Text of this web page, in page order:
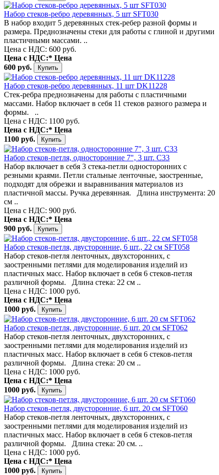
Набор стеков-ребро деревянных, 5 шт SFT030
В набор входит 5 деревянных стек-ребер разной формы и
размера. Преднозначены стеки для работы с глиной и другими
пластичными массами. ..
Цена с НДС: 600 руб.
Цена с НДС:* Цена
600 руб.
Набор стеков-ребро деревянных, 11 шт DK11228
Стек-ребра преднозначены для работы с пластичными
массами. Набор включает в себя 11 стеков разного размера и
формы. ..
Цена с НДС: 1100 руб.
Цена с НДС:* Цена
1100 руб.
Набор стеков-петля, односторонние 7", 3 шт. С33
Набор включает в себя 3 стека-петли односторонних с
резными краями. Петли стальные ленточные, заостренные,
подходят для обрезки и выравнивания материалов из
пластичной массы. Ручка деревянная. Длина инструмента: 20
см ..
Цена с НДС: 900 руб.
Цена с НДС:* Цена
900 руб.
Набор стеков-петля, двусторонние, 6 шт., 22 см SFT058
Набор стеков-петля ленточных, двухсторонних, с
заостренными петлями для моделирования изделий из
пластичных масс. Набор включает в себя 6 стеков-петля
различной формы. Длина стека: 22 см ..
Цена с НДС: 1000 руб.
Цена с НДС:* Цена
1000 руб.
Набор стеков-петля, двусторонние, 6 шт. 20 см SFT062
Набор стеков-петля ленточных, двухсторонних, с
заостренными петлями для моделирования изделий из
пластичных масс. Набор включает в себя 6 стеков-петля
различной формы. Длина стека: 20 см ..
Цена с НДС: 1000 руб.
Цена с НДС:* Цена
1000 руб.
Набор стеков-петля, двусторонние, 6 шт. 20 см SFT060
Набор стеков-петля ленточных, двухсторонних, с
заостренными петлями для моделирования изделий из
пластичных масс. Набор включает в себя 6 стеков-петля
различной формы. Длина стека: 20 см. ..
Цена с НДС: 1000 руб.
Цена с НДС:* Цена
1000 руб.